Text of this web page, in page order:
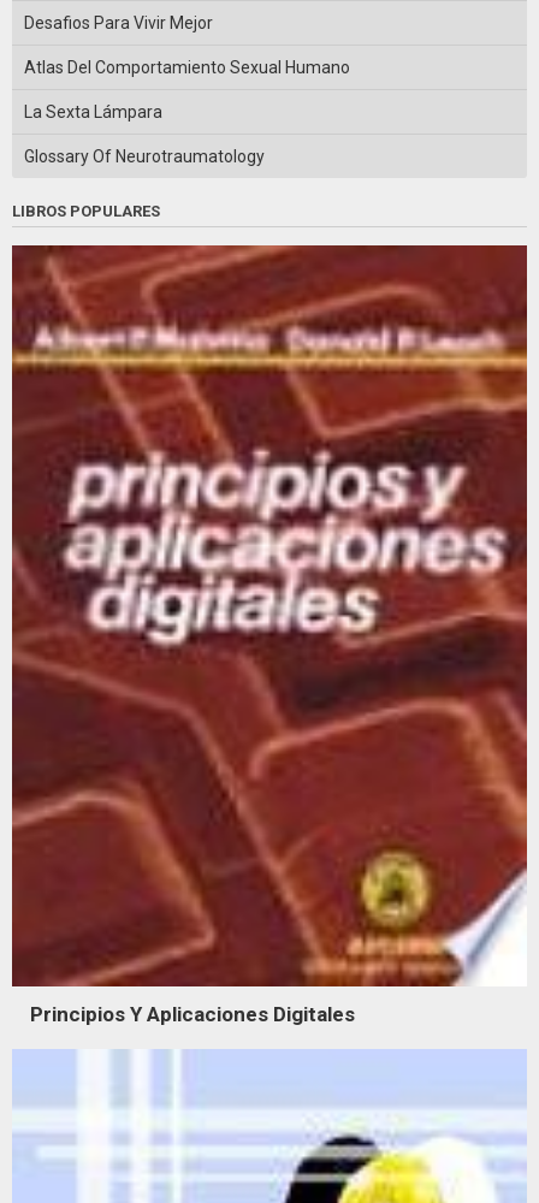
Desafios Para Vivir Mejor
Atlas Del Comportamiento Sexual Humano
La Sexta Lámpara
Glossary Of Neurotraumatology
LIBROS POPULARES
Principios Y Aplicaciones Digitales